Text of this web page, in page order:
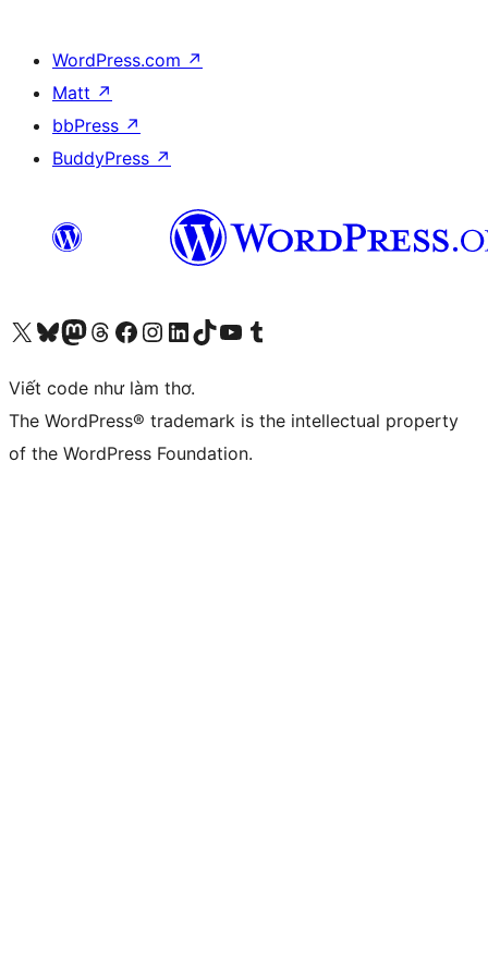
WordPress.com ↗
Matt ↗
bbPress ↗
BuddyPress ↗
Truy cập tài khoản X (trước đây là Twitter) của chúng tôiVisit our Bluesky account
Visit our Mastodon account
Visit our Threads account
Xem trang Facebook của chúng tôiTruy cập tài khoản Instagram của chúng tôiTruy cập tài khoản LinkedIn của chúng tôiVisit our TikTok account
Truy cập kênh YouTube của chúng tôi Visit our Tumblr account
Viết code như làm thơ.
The WordPress® trademark is the intellectual property
of the WordPress Foundation.